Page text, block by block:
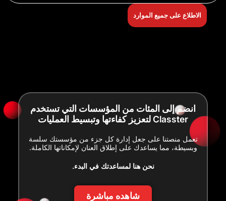
الاطلاع على جميع الموارد
انضم إلى المئات من المؤسسات التي تستخدم
Classter لتعزيز كفاءتها وتبسيط العمليات
تعمل منصتنا على جعل إدارة كل جزء من مؤسستك سلسة
وبسيطة، مما يساعدك على إطلاق العنان لإمكاناتها الكاملة.
نحن هنا لمساعدتك في البدء.
شاهده مباشرة